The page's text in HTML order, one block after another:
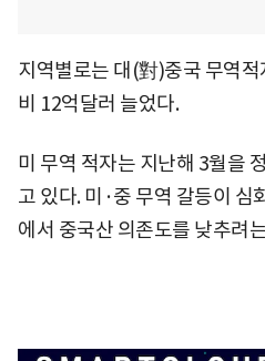
지역별로는 대(對)중국 무역
비 12억달러 늘었다.
미 무역 적자는 지난해 3월을
고 있다. 미·중 무역 갈등이 심
에서 중국산 의존도를 낮추려